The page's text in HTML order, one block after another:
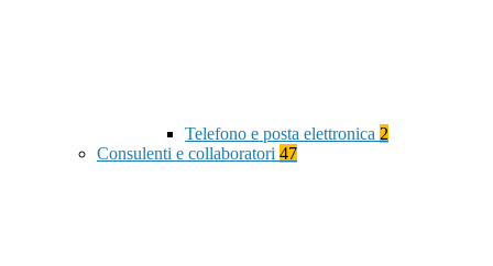
Telefono e posta elettronica 2
Consulenti e collaboratori 47